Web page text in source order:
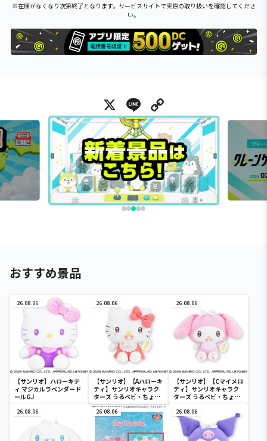
※在庫がなくなり次第終了となります。サービスサイトで実際の取り扱いを確認してくださ
い。
X Line
おすすめ景品
26.08.06
【サンリオ】ハローキテ
ィ マジカルラベンダード
ールGJ
26.08.06
【サンリオ】【Aハローキ
ティ】サンリオキャラク
ターズ うるベビ・ちょい
デカドール
26.08.06
【サンリオ】【Cマイメロ
ディ】サンリオキャラク
ターズ うるベビ・ちょい
26.08.06 26.08.06 26.08.06